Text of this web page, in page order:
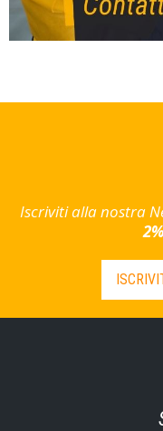
Iscriviti alla nostra
2%